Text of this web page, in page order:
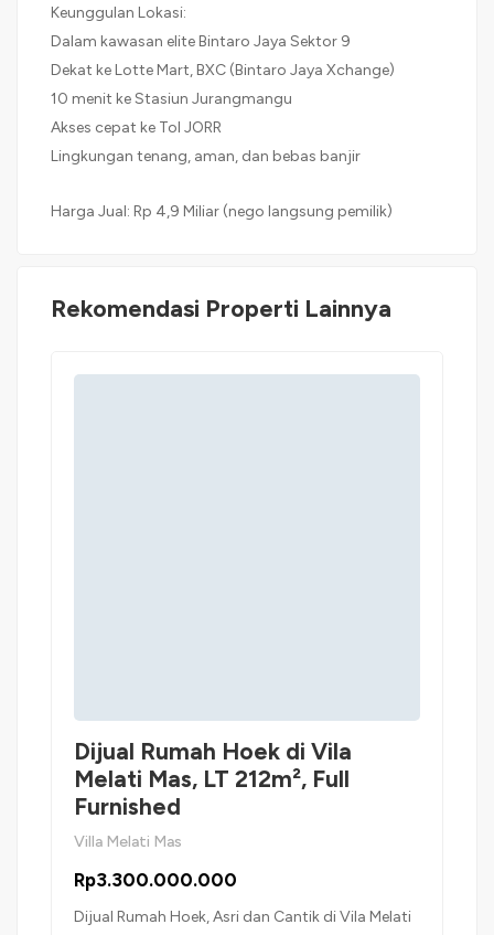
Keunggulan Lokasi:
Dalam kawasan elite Bintaro Jaya Sektor 9
Dekat ke Lotte Mart, BXC (Bintaro Jaya Xchange)
10 menit ke Stasiun Jurangmangu
Akses cepat ke Tol JORR
Lingkungan tenang, aman, dan bebas banjir
Harga Jual: Rp 4,9 Miliar (nego langsung pemilik)
Rekomendasi Properti Lainnya
Dijual Rumah Hoek di Vila
Melati Mas, LT 212m², Full
Furnished
Villa Melati Mas
Rp3.300.000.000
Dijual Rumah Hoek, Asri dan Cantik di Vila Melati